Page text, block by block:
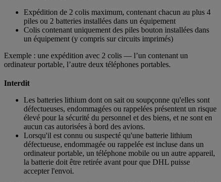
Expédition de 2 colis maximum, contenant chacun au plus 4
piles ou 2 batteries installées dans un équipement
Colis contenant uniquement des piles bouton installées dans
un équipement (y compris sur circuits imprimés)
Exemple : une expédition avec 2 colis — l’un contenant un
ordinateur portable, l’autre deux téléphones portables.
Interdit
Les batteries lithium dont on sait ou soupçonne qu'elles sont
défectueuses, endommagées ou rappelées présentent un risque
élevé pour la sécurité du personnel et des biens, et ne sont en
aucun cas autorisées à bord des avions.
Lorsqu'il est connu ou suspecté qu'une batterie lithium
défectueuse, endommagée ou rappelée est incluse dans un
ordinateur portable, un téléphone mobile ou un autre appareil,
la batterie doit être retirée avant pour que DHL puisse
accepter l'envoi.